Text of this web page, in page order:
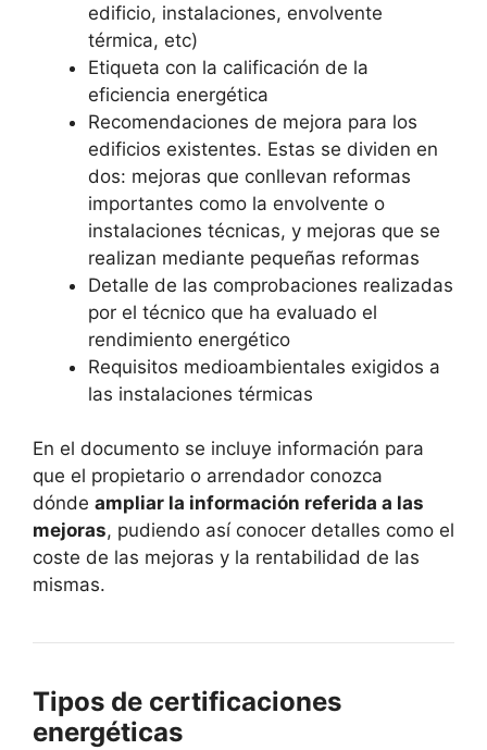
edificio, instalaciones, envolvente
térmica, etc)
Etiqueta con la calificación de la
eficiencia energética
Recomendaciones de mejora para los
edificios existentes. Estas se dividen en
dos: mejoras que conllevan reformas
importantes como la envolvente o
instalaciones técnicas, y mejoras que se
realizan mediante pequeñas reformas
Detalle de las comprobaciones realizadas
por el técnico que ha evaluado el
rendimiento energético
Requisitos medioambientales exigidos a
las instalaciones térmicas
En el documento se incluye información para
que el propietario o arrendador conozca
dónde ampliar la información referida a las
mejoras, pudiendo así conocer detalles como el
coste de las mejoras y la rentabilidad de las
mismas.
Tipos de certificaciones
energéticas